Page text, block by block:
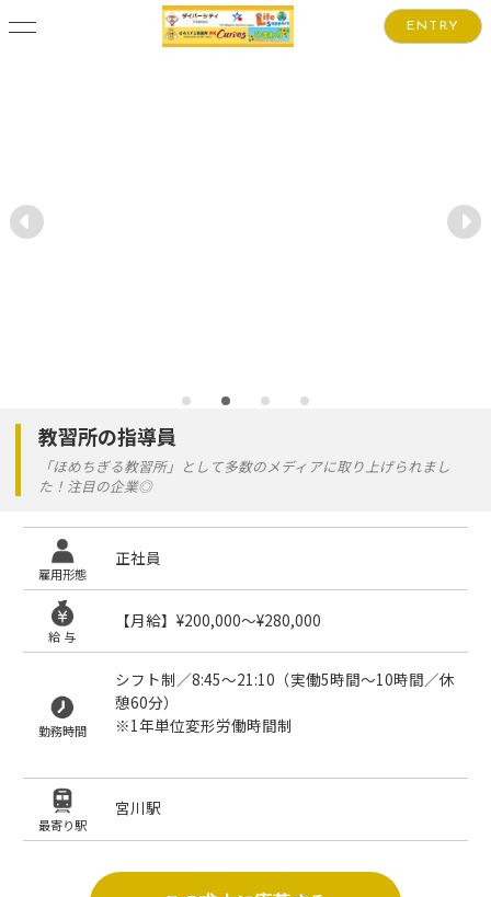
ENTRY
教習所の指導員
「ほめちぎる教習所」として多数のメディアに取り上げられまし
た！注目の企業◎
雇用形態
正社員
給 与
【月給】¥200,000〜¥280,000
勤務時間
シフト制／8:45～21:10（実働5時間～10時間／休
憩60分）
※1年単位変形労働時間制
最寄り駅
宮川駅